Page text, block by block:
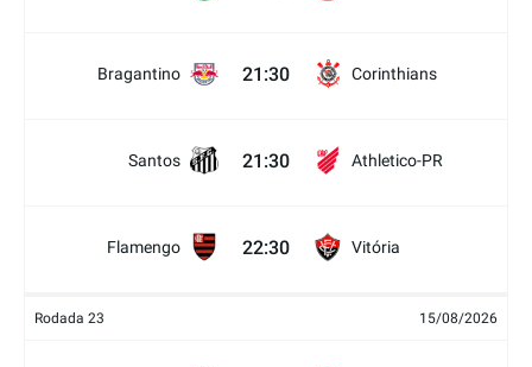
Bragantino 21:30 Corinthians
Santos 21:30 Athletico-PR
Flamengo 22:30 Vitória
Rodada 23 15/08/2026